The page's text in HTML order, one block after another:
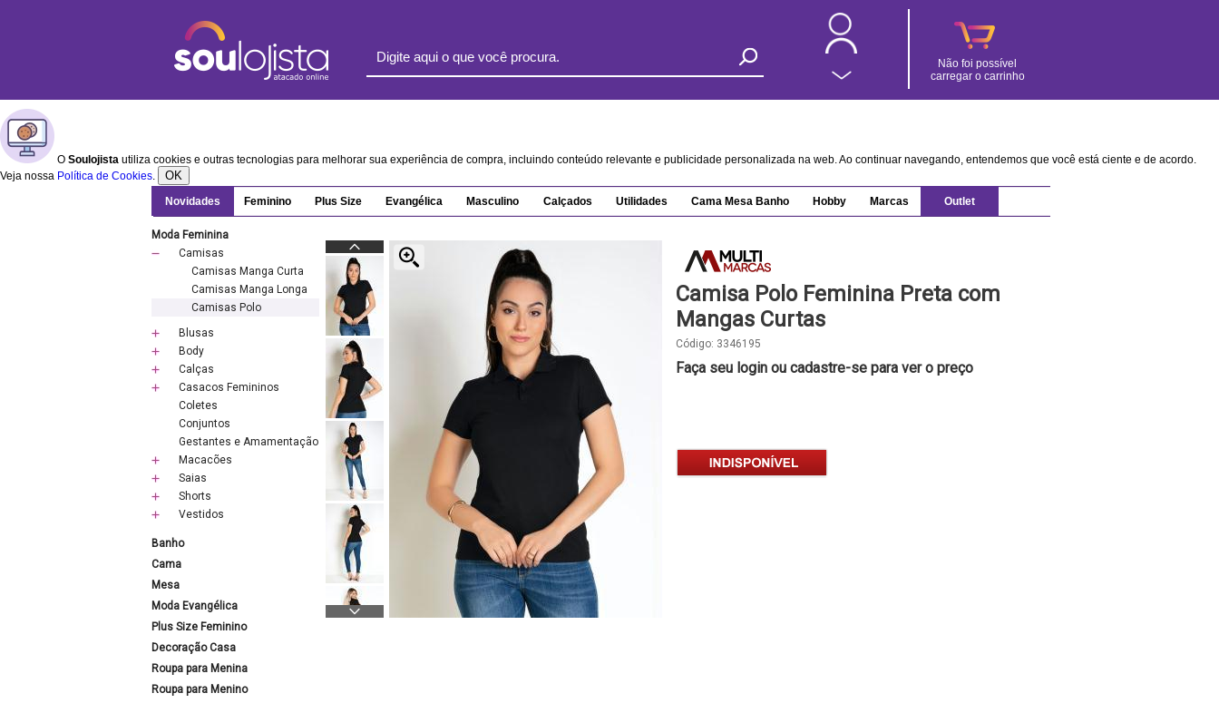
Não foi possível
carregar o carrinho
O Soulojista utiliza cookies e outras tecnologias para melhorar sua experiência de compra, incluindo conteúdo relevante e publicidade personalizada na web. Ao continuar navegando, entendemos que você está ciente e de acordo.
Veja nossa Política de Cookies. OK
Novidades Feminino Plus Size Evangélica Masculino Calçados Utilidades Cama Mesa Banho Hobby Marcas Outlet
Moda Feminina
Camisas
Camisas Manga Curta
Camisas Manga Longa
Camisas Polo
Blusas
Body
Calças
Casacos Femininos
Coletes
Conjuntos
Gestantes e Amamentação
Macacões
Saias
Shorts
Vestidos
Banho
Cama
Mesa
Moda Evangélica
Plus Size Feminino
Decoração Casa
Roupa para Menina
Roupa para Menino
Camisa Polo Feminina Preta com
Mangas Curtas
Código: 3346195
Faça seu login ou cadastre-se para ver o preço